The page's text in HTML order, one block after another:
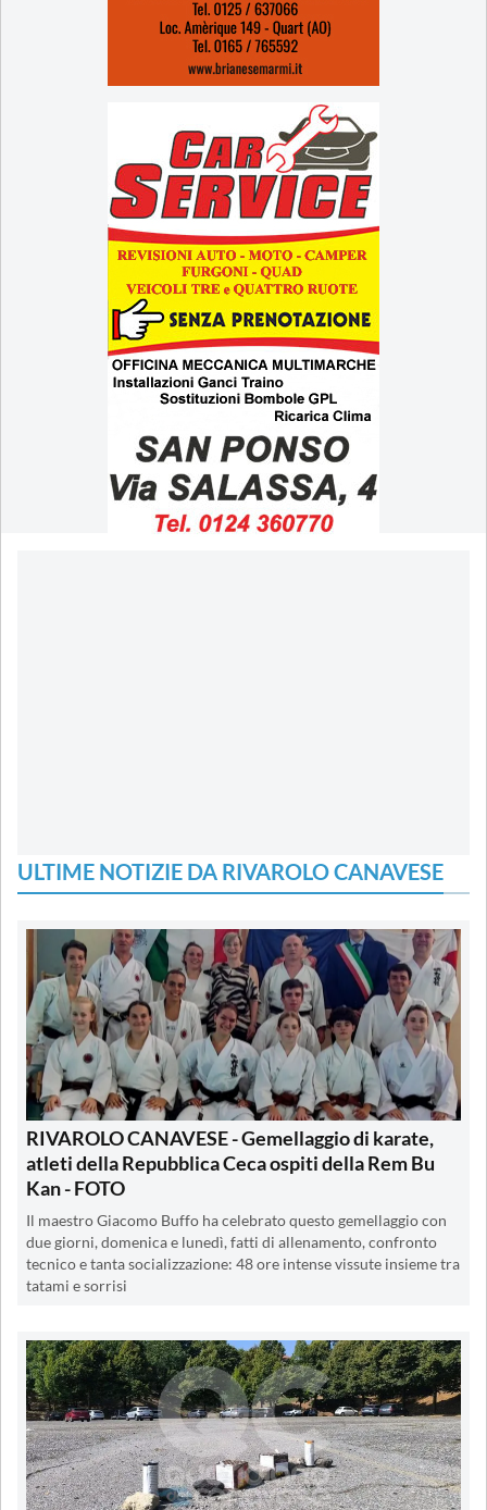
ULTIME NOTIZIE DA RIVAROLO CANAVESE
RIVAROLO CANAVESE - Gemellaggio di karate,
atleti della Repubblica Ceca ospiti della Rem Bu
Kan - FOTO
Il maestro Giacomo Buffo ha celebrato questo gemellaggio con
due giorni, domenica e lunedì, fatti di allenamento, confronto
tecnico e tanta socializzazione: 48 ore intense vissute insieme tra
tatami e sorrisi